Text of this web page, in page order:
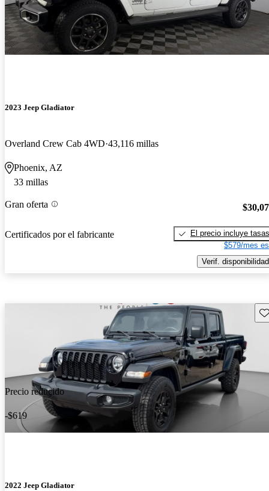
2023 Jeep Gladiator
Overland Crew Cab 4WD 43,116 millas
Phoenix, AZ
33 millas
Gran oferta
Certificados por el fabricante
El precio incluye tasas
$579/mes
Verif. disponibilidad
Precio reducido
-$619
2022 Jeep Gladiator